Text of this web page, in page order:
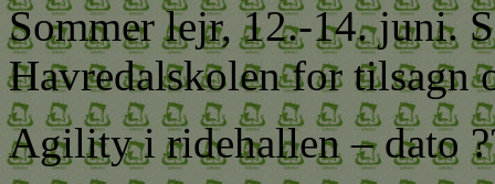
Sommer lejr, 12.-14. juni.
Havredalskolen for tilsagn
Agility i ridehallen – dato